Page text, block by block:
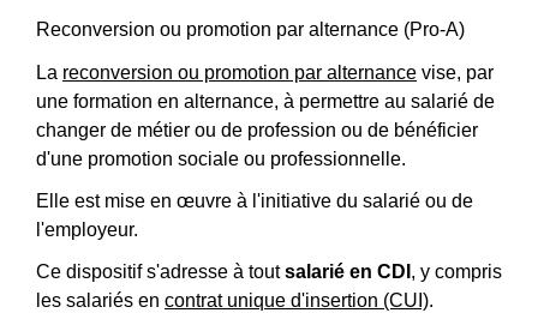
Reconversion ou promotion par alternance (Pro-A)
La reconversion ou promotion par alternance vise, par
une formation en alternance, à permettre au salarié de
changer de métier ou de profession ou de bénéficier
d'une promotion sociale ou professionnelle.
Elle est mise en œuvre à l'initiative du salarié ou de
l'employeur.
Ce dispositif s'adresse à toutsalarié en CDI , y compris
les salariés en contrat unique d'insertion (CUI).